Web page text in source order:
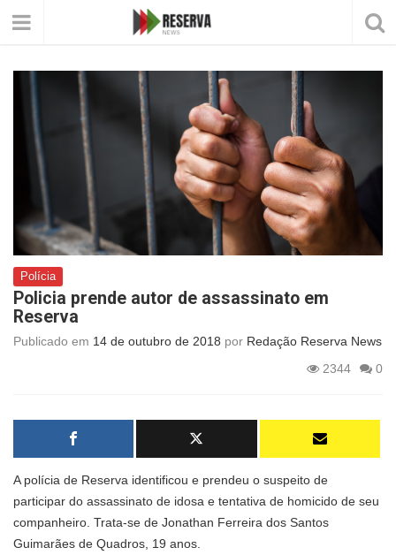
Polícia
Policia prende autor de assassinato em
Reserva
Publicado em 14 de outubro de 2018 por Redação Reserva News
2344
0
A polícia de Reserva identificou e prendeu o suspeito de
participar do assassinato de idosa e tentativa de homicido de seu
companheiro. Trata-se de Jonathan Ferreira dos Santos
Guimarães de Quadros, 19 anos.